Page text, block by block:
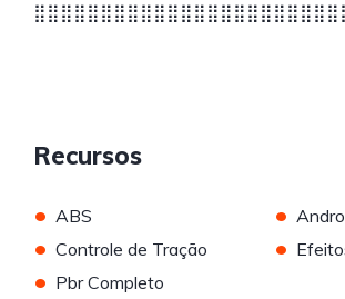
Recursos
• ABS •
• Controle de Tração •
• Pbr Completo